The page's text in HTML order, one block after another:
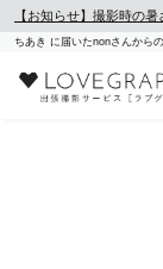
【お知らせ】撮影時の
ちあき に届いたnonさんから